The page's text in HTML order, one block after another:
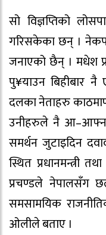
सो विज्ञप्तिको
गरिसकेका छन् ।
जनाएको छैन् । मधेश
पु¥याउन बिहीबार
दलका नेताहरु
उनीहरुले नै
समर्थन जुटाइदिन
स्थित प्रधानमन्त्री
प्रचण्डले नेपालसँग
समसामयिक
ओलीले बताए ।